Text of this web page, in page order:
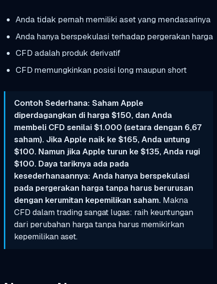
Anda tidak pernah memiliki aset yang mendasarinya
Anda hanya berspekulasi terhadap pergerakan harga
CFD adalah produk derivatif
CFD memungkinkan posisi long maupun short
Contoh Sederhana: Saham Apple
diperdagangkan di harga $150, dan Anda
membeli CFD senilai $1.000 (setara dengan 6,67
saham). Jika Apple naik ke $165, Anda untung
$100. Namun jika Apple turun ke $135, Anda rugi
$100. Daya tariknya ada pada
kesederhanaannya: Anda hanya berspekulasi
pada pergerakan harga tanpa harus berurusan
dengan kerumitan kepemilikan saham. Makna
CFD dalam trading sangat lugas: raih keuntungan
dari perubahan harga tanpa harus memikirkan
kepemilikan aset.